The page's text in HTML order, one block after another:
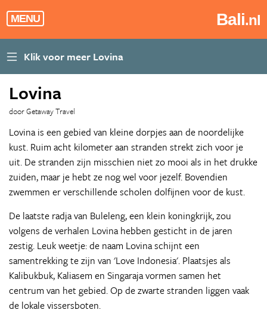
MENU Bali.nl
Lovina
door Getaway Travel
Lovina is een gebied van kleine dorpjes aan de noordelijke
kust. Ruim acht kilometer aan stranden strekt zich voor je
uit. De stranden zijn misschien niet zo mooi als in het drukke
zuiden, maar je hebt ze nog wel voor jezelf. Bovendien
zwemmen er verschillende scholen dolfijnen voor de kust.
De laatste radja van Buleleng, een klein koningkrijk, zou
volgens de verhalen Lovina hebben gesticht in de jaren
zestig. Leuk weetje: de naam Lovina schijnt een
samentrekking te zijn van 'Love Indonesia'. Plaatsjes als
Kalibukbuk, Kaliasem en Singaraja vormen samen het
centrum van het gebied. Op de zwarte stranden liggen vaak
de lokale vissersboten.